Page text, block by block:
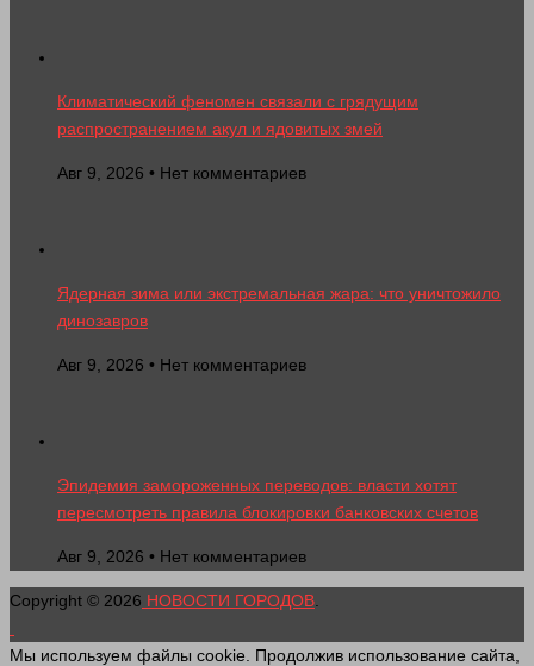
Климатический феномен связали с грядущим
распространением акул и ядовитых змей
Авг 9, 2026 • Нет комментариев
Ядерная зима или экстремальная жара: что уничтожило
динозавров
Авг 9, 2026 • Нет комментариев
Эпидемия замороженных переводов: власти хотят
пересмотреть правила блокировки банковских счетов
Авг 9, 2026 • Нет комментариев
Copyright © 2026 НОВОСТИ ГОРОДОВ
Мы используем файлы cookie. Продолжив использование сайта,